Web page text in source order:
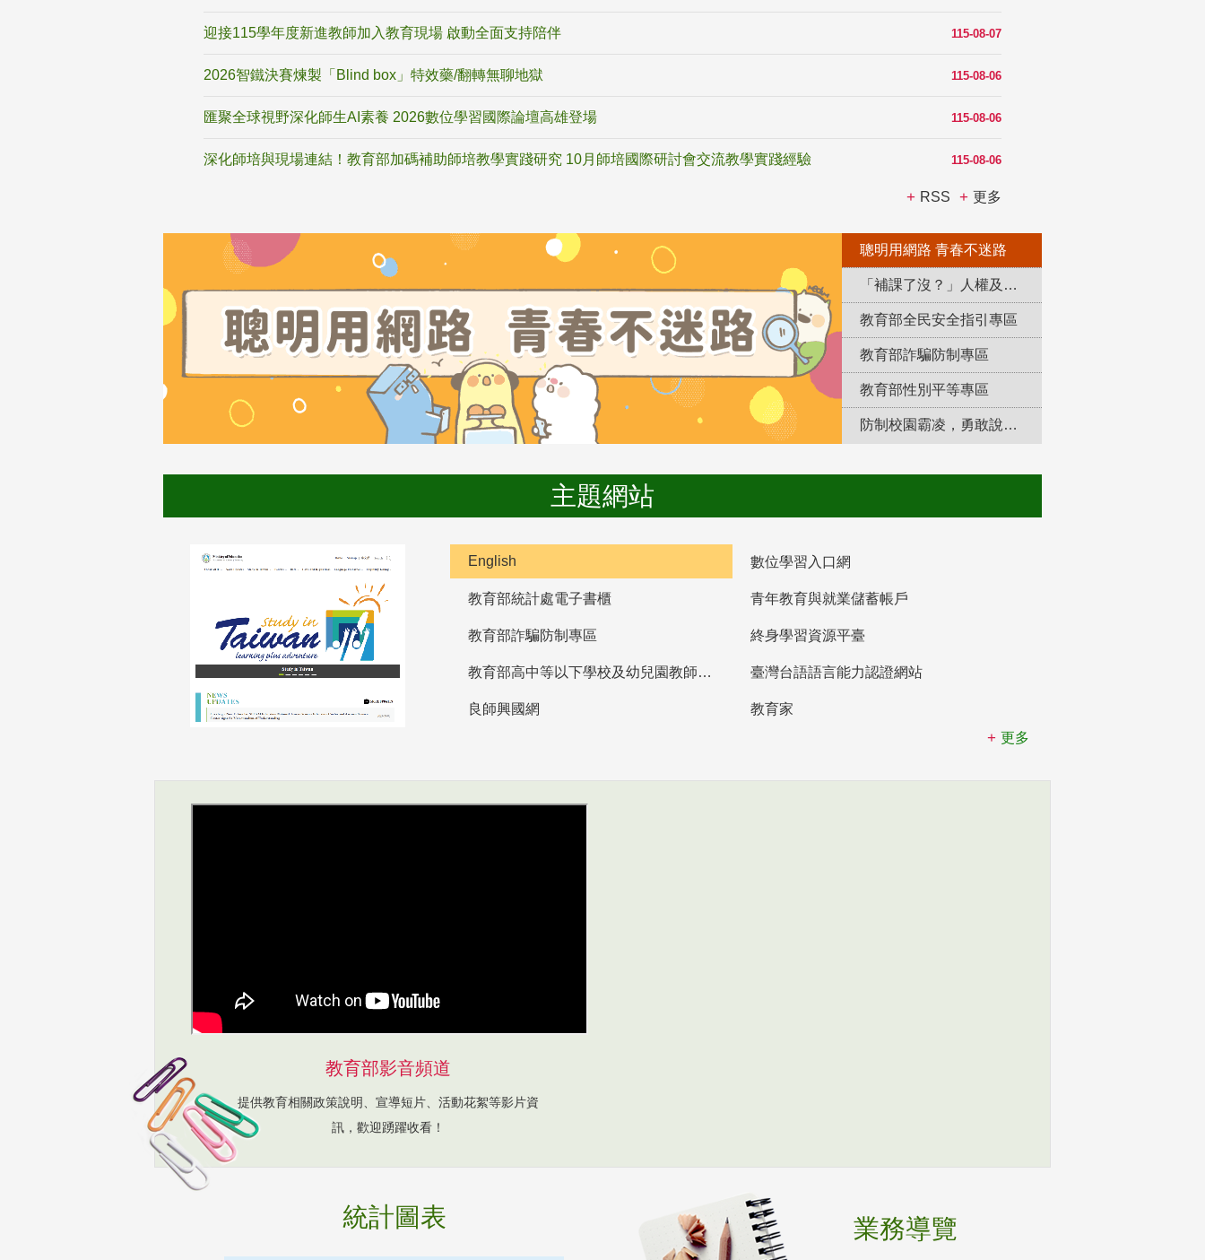
115-08-07
迎接115學年度新進教師加入教育現場 啟動全面支持陪伴
115-08-06
2026智鐵決賽煉製「Blind box」特效藥/翻轉無聊地獄
115-08-06
匯聚全球視野深化師生AI素養 2026數位學習國際論壇高雄登場
115-08-06
深化師培與現場連結！教育部加碼補助師培教學實踐研究 10月師培國際研討會交流教學實踐經驗
RSS 更多
聰明用網路 青春不迷路
「補課了沒？」人權及轉型正義教育專區
教育部全民安全指引專區
教育部詐騙防制專區
教育部性別平等專區
防制校園霸凌，勇敢說出來！
主題網站
English 數位學習入口網
教育部統計處電子書櫃 青年教育與就業儲蓄帳戶
教育部詐騙防制專區 終身學習資源平臺
教育部高中等以下學校及幼兒園教師資格檢定考試 臺灣台語語言能力認證網站
良師興國網
教育家
更多
教育部影音頻道
提供教育相關政策說明、宣導短片、活動花絮等影片資
訊，歡迎踴躍收看！
統計圖表 業務導覽